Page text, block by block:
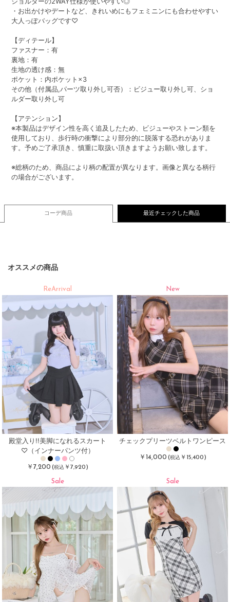
・お出かけやデートなど、きれいめにもフェミニンにも合わせやすい
大人っぽバッグです♡
【ディテール】
ファスナー：有
裏地：有
生地の透け感：無
ポケット：内ポケット×3
その他（付属品,パーツ取り外し可否）：ビジュー取り外し可、ショ
ルダー取り外し可
【アテンション】
※本製品はデザイン性を高く追及したため、ビジューやストーン類を
使用しており、歩行時の衝撃により部分的に脱落する恐れがありま
す。予めご了承頂き、慎重に取扱い頂きますようお願い致します。
※総柄のため、商品により柄の配置が異なります。画像と異なる柄行
の場合がございます。
コーデ商品 最近チェックした商品
オススメの商品
ReArrival
殿堂入り!!美脚になれるスカート
♡（インナーパンツ付）
￥7,200(税込 ￥7,920)
New
チェックプリーツベルトワンピース
￥14,000(税込￥15,400)
Sale Sale